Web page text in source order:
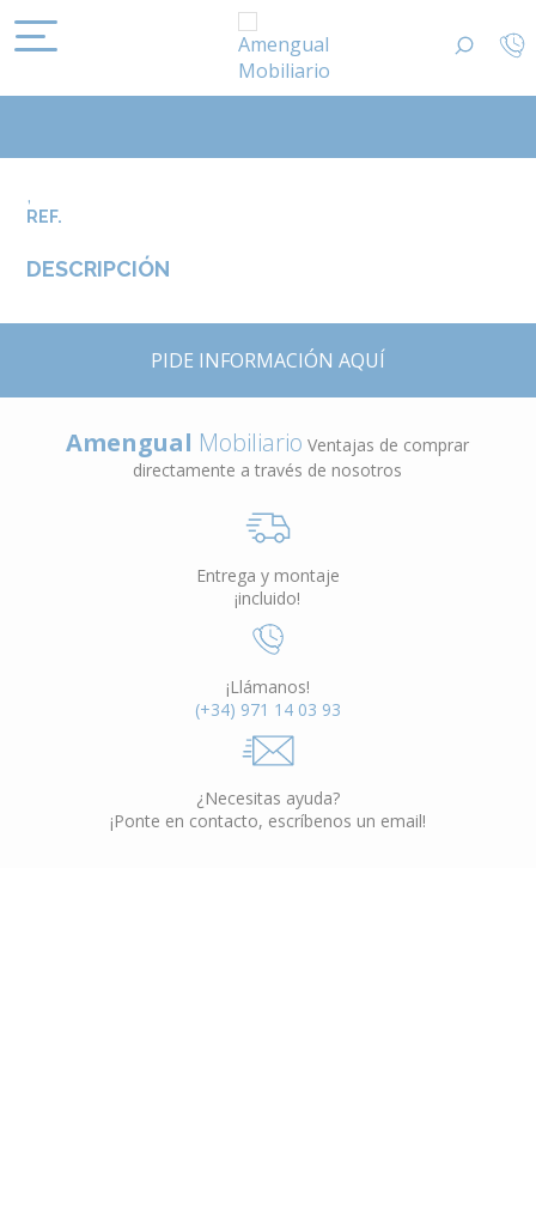
,
REF.
DESCRIPCIÓN
PIDE INFORMACIÓN AQUÍ
Amengual Mobiliario Ventajas de comprar
directamente a través de nosotros
Entrega y montaje
¡incluido!
¡Llámanos!
(+34) 971 14 03 93
¿Necesitas ayuda?
¡Ponte en contacto, escríbenos un email!